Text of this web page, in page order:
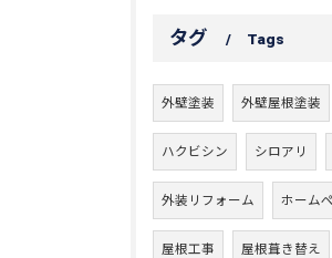
タグ Tags
外壁塗装 外壁屋根塗装
ハクビシン シロアリ
外装リフォーム ホーム
屋根工事 屋根葺き替え